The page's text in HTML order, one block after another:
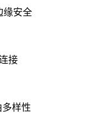
缘安全
接
样性